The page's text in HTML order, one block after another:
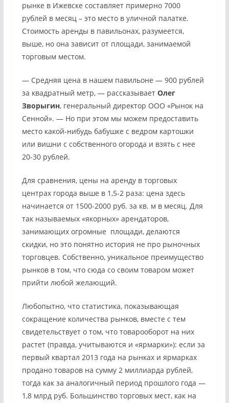
рынке в Ижевске составляет примерно 7000
рублей в месяц – это место в уличной палатке.
Стоимость аренды в павильонах, разумеется,
выше, но она зависит от площади, занимаемой
торговым местом.
— Средняя цена в нашем павильоне — 900 рублей
за квадратный метр, — рассказывает Олег
Зворыгин, генеральный директор ООО «Рынок на
Сенной». — Но при этом мы можем предоставить
место какой-нибудь бабушке с ведром картошки
или вишни с собственного огорода и взять с нее
20-30 рублей.
Для сравнения, цены на аренду в торговых
центрах города выше в 1,5-2 раза: цена здесь
начинается от 1500-2000 руб. за кв. м в месяц. Для
так называемых «якорных» арендаторов,
занимающих огромные площади, делаются
скидки, но это понятно история не про рыночных
торговцев. Собственно, уникальное преимущество
рынков в том, что сюда со своим товаром может
прийти любой желающий.
Любопытно, что статистика, показывающая
сокращение количества рынков, вместе с тем
свидетельствует о том, что товарооборот на них
растет (правда, учитываются и «ярмарки»): если за
первый квартал 2013 года на рынках и ярмарках
продано товаров на сумму 2 миллиарда рублей,
тогда как за аналогичный период прошлого года —
1,8 млрд руб. Большинство торговых мест, как на